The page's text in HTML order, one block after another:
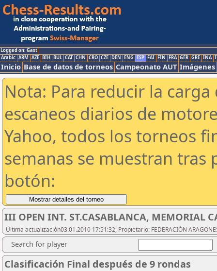
Logged on: Gast
Arabic ARM AZE BIH BUL CAT CHN CRO CZE DEN ENG ESP FAI FIN FRA GER GRE INA
Inicio Base de datos de torneos Campeonato AUT Imágenes
Nota: Para reducir la
escaneos diarios de
Yahoo, todos los torneos
semanas se muestran tras
botón:
III OPEN INT. ST.CASABLANCA, MEMORIAL
Última actualización03.01.2010 17:51:32, Propietario: FEDERACIÓN
Search for player
Clasificación Final después de 9 rondas